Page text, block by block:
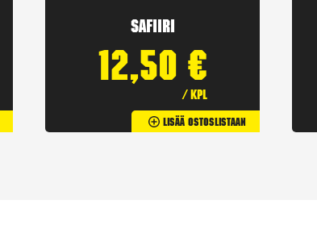
Safiiri
12,50 €
/ kpl
Lisää Ostoslistaan